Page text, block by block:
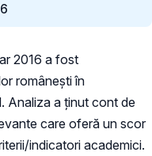
2016 a fost
românești în
Analiza a ținut cont de
care oferă un scor
indicatori academici.